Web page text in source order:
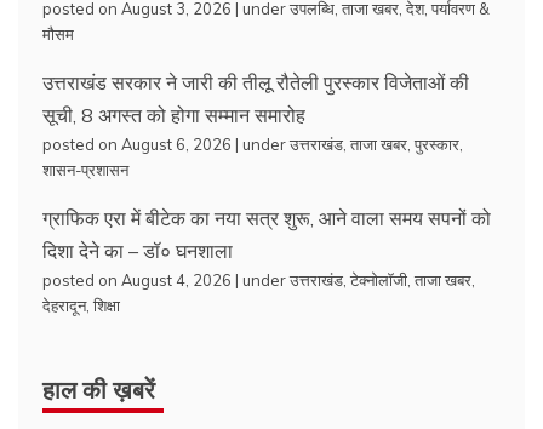
posted on August 3, 2026 | underउपलब्धि ताजा खबर देश, पर्यावरण &
मौसम
उत्तराखंड सरकार ने जारी की तीलू रौतेली पुरस्कार विजेताओं की
सूची, 8 अगस्त को होगा सम्मान समारोह
posted on August 6, 2026 | underउत्तराखंड ताजा खबर पुरस्कार
शासन-प्रशासन
ग्राफिक एरा में बीटेक का नया सत्र शुरू, आने वाला समय सपनों को
दिशा देने का – डॉ० घनशाला
posted on August 4, 2026 | underउत्तराखंड टेक्नोलॉजी ताजा खबर
देहरादून, शिक्षा
हाल की ख़बरें